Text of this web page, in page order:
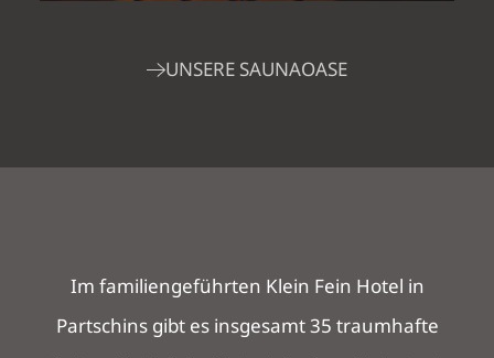
UNSERE SAUNAOASE
Im familiengeführten Klein Fein Hotel in
Partschins gibt es insgesamt 35 traumhafte